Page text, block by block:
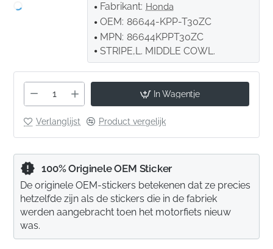
Fabrikant: Honda
OEM: 86644-KPP-T30ZC
MPN: 86644KPPT30ZC
STRIPE,L. MIDDLE COWL.
In Wagentje
Verlanglijst Product vergelijk
100% Originele OEM Sticker
De originele OEM-stickers betekenen dat ze precies
hetzelfde zijn als de stickers die in de fabriek
werden aangebracht toen het motorfiets nieuw
was.